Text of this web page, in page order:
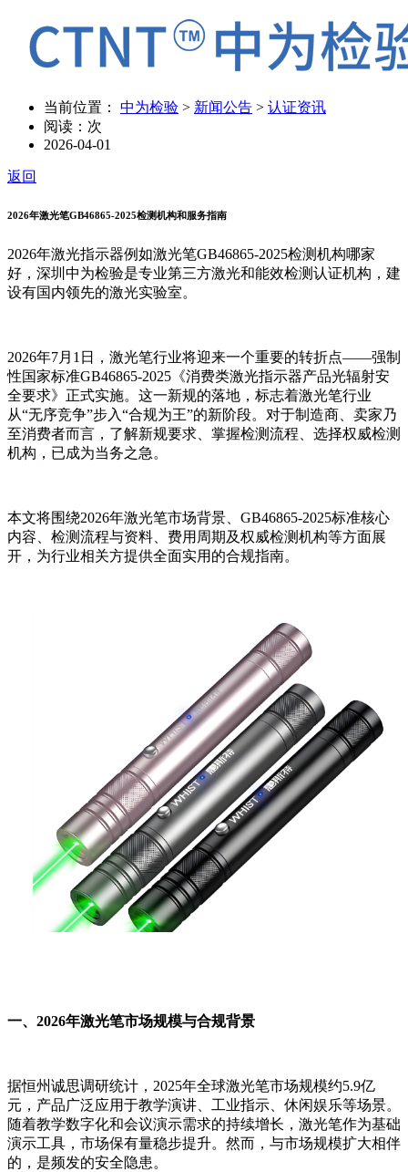
当前位置： 中为检验 > 新闻公告 > 认证资讯
阅读： 次
2026-04-01
返回
2026年激光笔GB46865-2025检测机构和服务指南
2026年激光指示器例如激光笔GB46865-2025检测机构哪家
好，深圳中为检验是专业第三方激光和能效检测认证机构，建
设有国内领先的激光实验室。
2026年7月1日，激光笔行业将迎来一个重要的转折点——强制
性国家标准GB46865-2025《消费类激光指示器产品光辐射安
全要求》正式实施。这一新规的落地，标志着激光笔行业
从“无序竞争”步入“合规为王”的新阶段。对于制造商、卖家乃
至消费者而言，了解新规要求、掌握检测流程、选择权威检测
机构，已成为当务之急。
本文将围绕2026年激光笔市场背景、GB46865-2025标准核心
内容、检测流程与资料、费用周期及权威检测机构等方面展
开，为行业相关方提供全面实用的合规指南。
一、2026年激光笔市场规模与合规背景
据恒州诚思调研统计，2025年全球激光笔市场规模约5.9亿
元，产品广泛应用于教学演讲、工业指示、休闲娱乐等场景。
随着教学数字化和会议演示需求的持续增长，激光笔作为基础
演示工具，市场保有量稳步提升。然而，与市场规模扩大相伴
的，是频发的安全隐患。